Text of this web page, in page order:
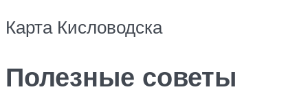
Карта Кисловодска
Полезные советы